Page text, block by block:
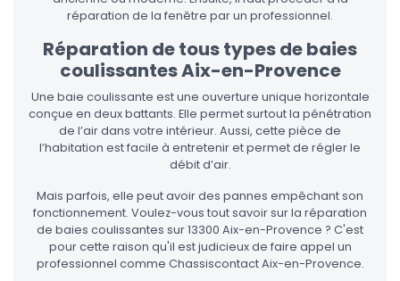
réparation de la fenêtre par un professionnel.
Réparation de tous types de baies
coulissantes Aix-en-Provence
Une baie coulissante est une ouverture unique horizontale
conçue en deux battants. Elle permet surtout la pénétration
de l’air dans votre intérieur. Aussi, cette pièce de
l’habitation est facile à entretenir et permet de régler le
débit d’air.
Mais parfois, elle peut avoir des pannes empêchant son
fonctionnement. Voulez-vous tout savoir sur la réparation
de baies coulissantes sur 13300 Aix-en-Provence ? C'est
pour cette raison qu'il est judicieux de faire appel un
professionnel comme Chassiscontact Aix-en-Provence.